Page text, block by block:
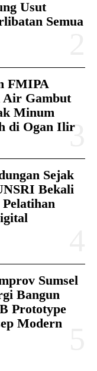
Usut
Semua
FMIPA
Air Gambut
Minum
di Ogan Ilir
Sejak
Bekali
Sumsel
Bangun
Prototype
Modern